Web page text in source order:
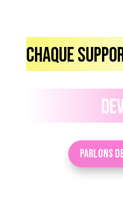
Chaque
Parlons